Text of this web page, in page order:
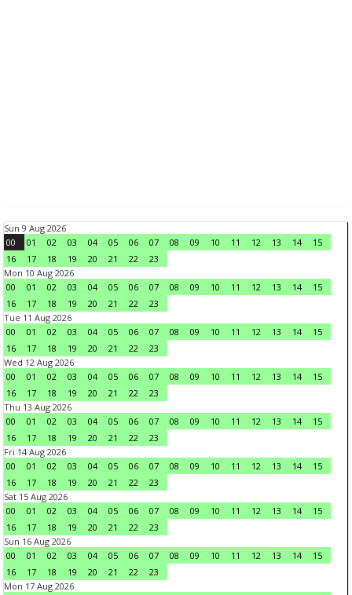
Sun 9 Aug 2026
00
01 02 03 04 05 06 07 08 09 10 11 12 13 14
15
16
17 18 19 20 21 22
23
Mon 10 Aug 2026
00
01 02 03 04 05 06 07 08 09 10 11 12 13 14
15
16
17 18 19 20 21 22
23
Tue 11 Aug 2026
00
01 02 03 04 05 06 07 08 09 10 11 12 13 14
15
16
17 18 19 20 21 22
23
Wed 12 Aug 2026
00
01 02 03 04 05 06 07 08 09 10 11 12 13 14
15
16
17 18 19 20 21 22
23
Thu 13 Aug 2026
00
01 02 03 04 05 06 07 08 09 10 11 12 13 14
15
16
17 18 19 20 21 22
23
Fri 14 Aug 2026
00
01 02 03 04 05 06 07 08 09 10 11 12 13 14
15
16
17 18 19 20 21 22
23
Sat 15 Aug 2026
00
01 02 03 04 05 06 07 08 09 10 11 12 13 14
15
16
17 18 19 20 21 22
23
Sun 16 Aug 2026
00
01 02 03 04 05 06 07 08 09 10 11 12 13 14
15
16
17 18 19 20 21 22
23
Mon 17 Aug 2026